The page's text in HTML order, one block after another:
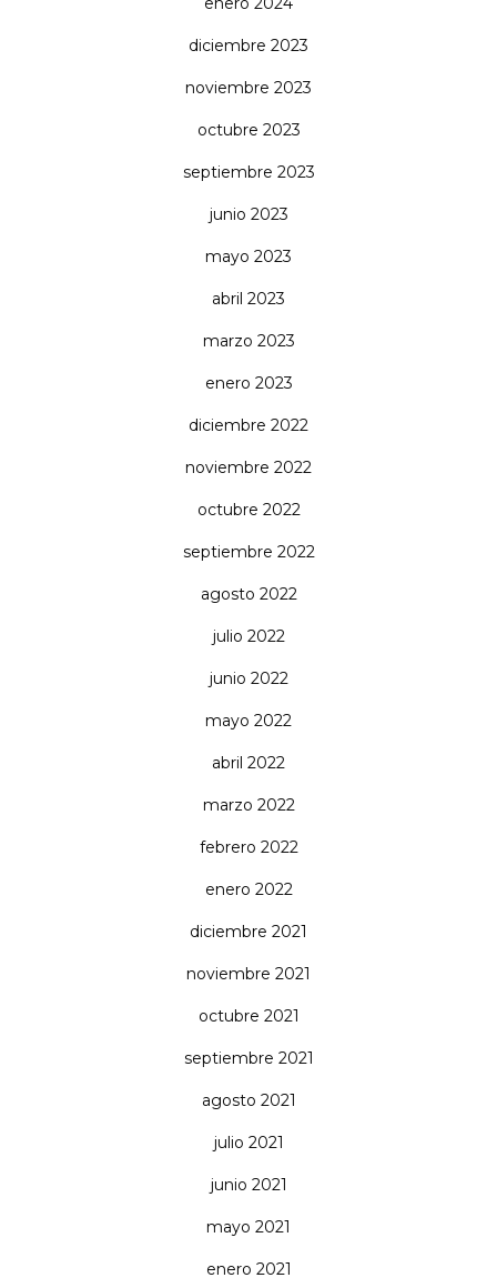
diciembre 2023
noviembre 2023
octubre 2023
septiembre 2023
junio 2023
mayo 2023
abril 2023
marzo 2023
enero 2023
diciembre 2022
noviembre 2022
octubre 2022
septiembre 2022
agosto 2022
julio 2022
junio 2022
mayo 2022
abril 2022
marzo 2022
febrero 2022
enero 2022
diciembre 2021
noviembre 2021
octubre 2021
septiembre 2021
agosto 2021
julio 2021
junio 2021
mayo 2021
enero 2021